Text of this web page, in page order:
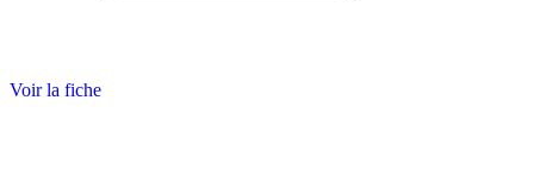
Voir la fiche